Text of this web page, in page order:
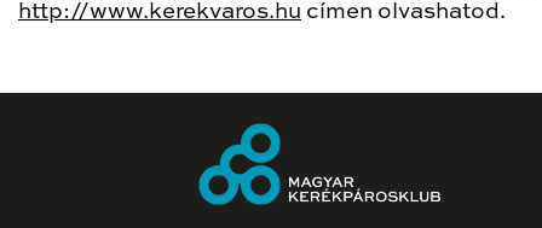
http://www.kerekvaros.hu címen olvashatod.